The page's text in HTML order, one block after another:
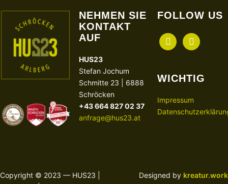
NEHMEN SIE
KONTAKT
AUF
HUS23
Stefan Jochum
Schmitte 23 | 6888
Schröcken
+43 664 827 02 37
anfrage@hus23.at
FOLLOW US
facebookinstagram
WICHTIG
Impressum
Copyright © 2023 — HUS23 |
Designed by kreatur.work